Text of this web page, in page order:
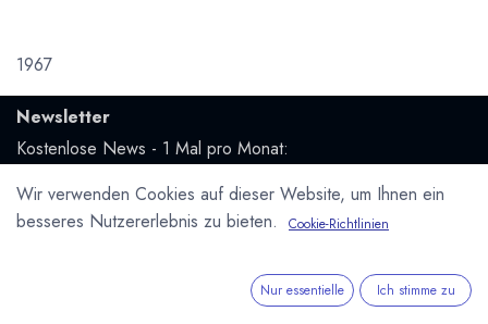
1967
Newsletter
Kostenlose News - 1 Mal pro Monat:
Abonnieren
Datenschutzerklärung&
Wir verwenden Cookies auf dieser Website, um Ihnen ein
besseres Nutzererlebnis zu bieten.
Cookie-Richtlinien
Nur essentielle Ich stimme zu